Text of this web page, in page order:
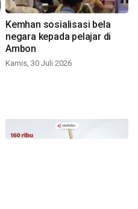
Kemhan sosialisasi bela
negara kepada pelajar di
Ambon
Kamis, 30 Juli 2026